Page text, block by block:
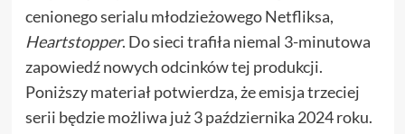
cenionego serialu młodzieżowego Netfliksa,
Heartstopper. Do sieci trafiła niemal 3-minutowa
zapowiedź nowych odcinków tej produkcji.
Poniższy materiał potwierdza, że emisja trzeciej
serii będzie możliwa już 3 października 2024 roku.